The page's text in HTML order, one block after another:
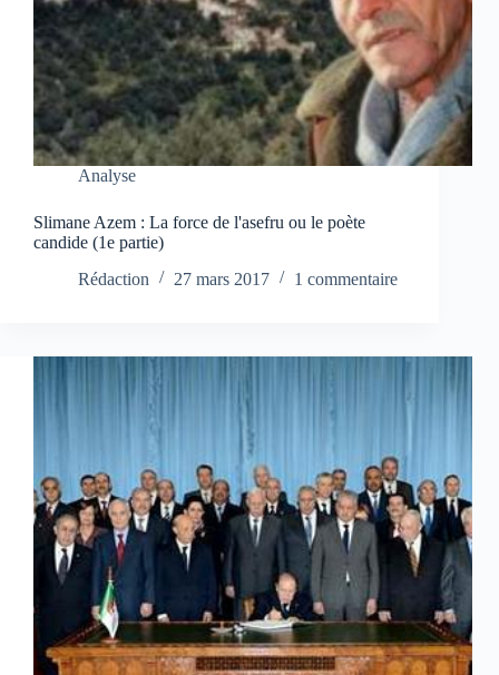
Analyse
Slimane Azem : La force de l'asefru ou le poète
candide (1e partie)
Rédaction
27 mars 2017 1 commentaire